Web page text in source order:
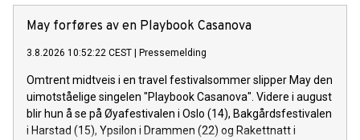
May forføres av en Playbook Casanova
3.8.2026 10:52:22 CEST Pressemelding
Omtrent midtveis i en travel festivalsommer slipper May den
uimotståelige singelen "Playbook Casanova". Videre i august
blir hun å se på Øyafestivalen i Oslo (14), Bakgårdsfestivalen
i Harstad (15), Ypsilon i Drammen (22) og Rakettnatt i